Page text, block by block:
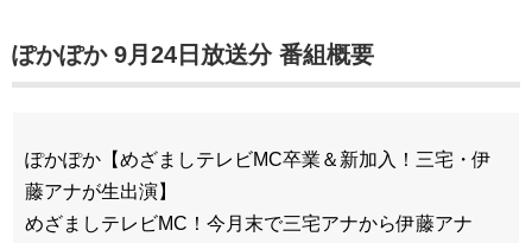
ぽかぽか 9月24日放送分 番組概要
ぽかぽか【めざましテレビMC卒業＆新加入！三宅・伊
藤アナが生出演】
めざましテレビMC！今月末で三宅アナから伊藤アナ